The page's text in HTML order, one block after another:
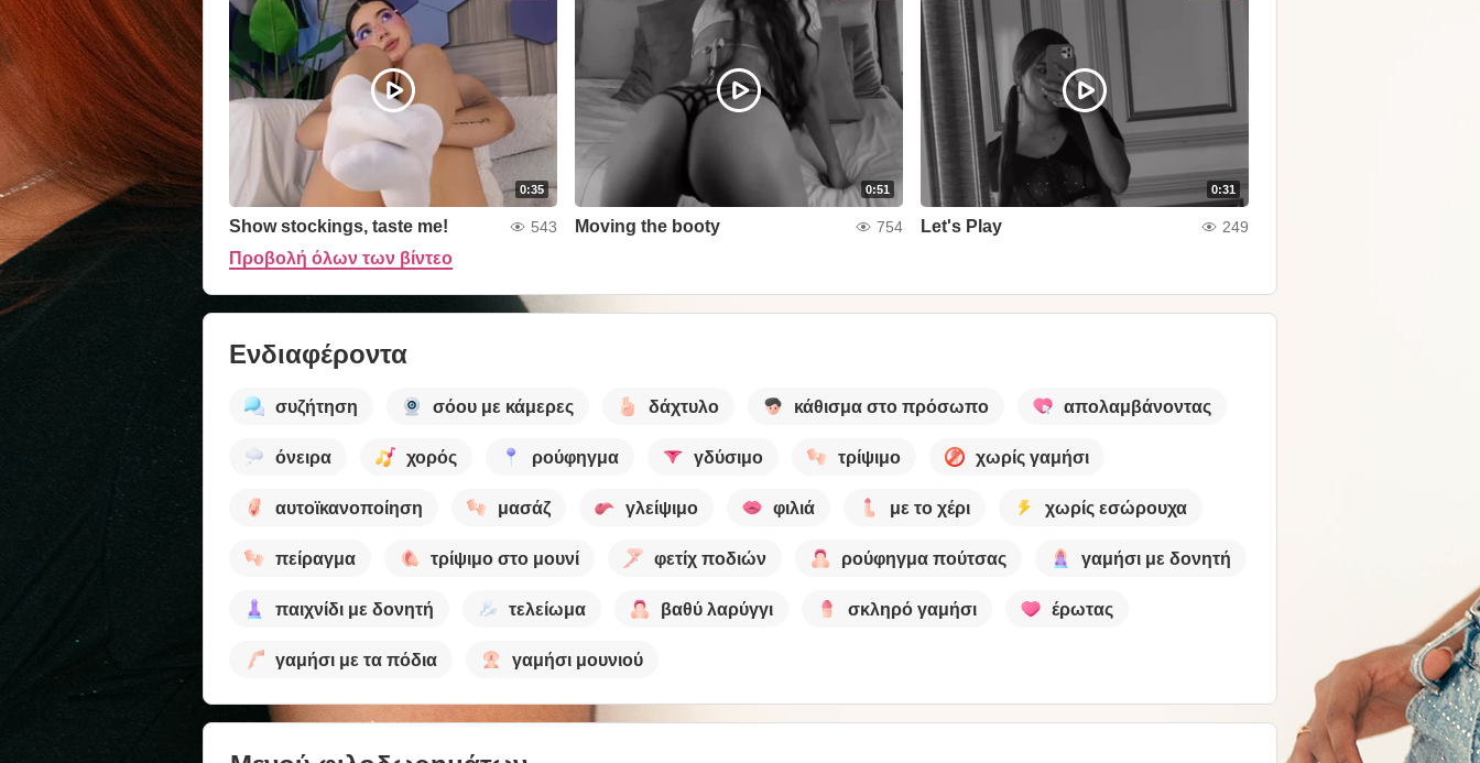
0:35
Show stockings, taste me! 543
0:51
Moving the booty 754
0:31
Let's Play 249
Προβολή όλων των βίντεο
Ενδιαφέροντα
συζήτηση σόου με κάμερες δάχτυλο κάθισμα στο πρόσωπο απολαμβάνοντας
όνειρα χορός ρούφηγμα γδύσιμο τρίψιμο χωρίς γαμήσι
αυτοϊκανοποίηση μασάζ γλείψιμο φιλιά με το χέρι χωρίς εσώρουχα
πείραγμα τρίψιμο στο μουνί φετίχ ποδιών ρούφηγμα πούτσας γαμήσι με δονητή
παιχνίδι με δονητή τελείωμα βαθύ λαρύγγι σκληρό γαμήσι έρωτας
γαμήσι με τα πόδια γαμήσι μουνιού